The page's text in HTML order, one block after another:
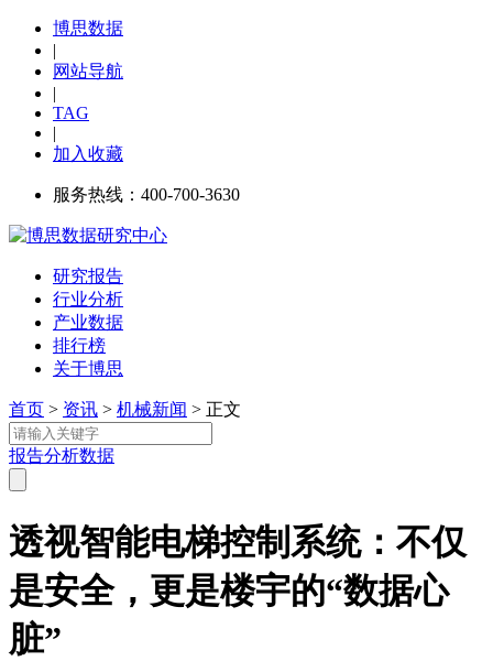
博思数据
|
网站导航
|
TAG
|
加入收藏
服务热线：400-700-3630
研究报告
行业分析
产业数据
排行榜
关于博思
首页 > 资讯 > 机械新闻 > 正文
报告分析数据
透视智能电梯控制系统：不仅
是安全，更是楼宇的“数据心
脏”